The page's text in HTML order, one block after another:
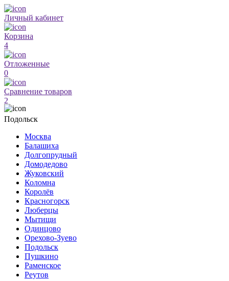
Личный кабинет
Корзина
4
Отложенные
0
Сравнение товаров
2
Подольск
Москва
Балашиха
Долгопрудный
Домодедово
Жуковский
Коломна
Королёв
Красногорск
Люберцы
Мытищи
Одинцово
Орехово-Зуево
Подольск
Пушкино
Раменское
Реутов